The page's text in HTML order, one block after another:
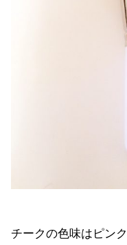
チークの色味はピン